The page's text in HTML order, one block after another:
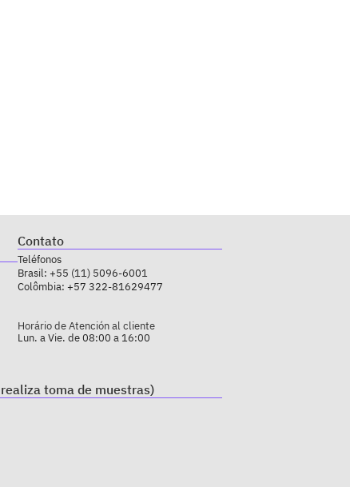
Horário de Atención al cliente
Lun. a Vie. de 08:00 a 16:00
Contato
Teléfonos
Brasil: +55 (11) 5096-6001
Colômbia: +57 322-81629477
toma de muestras)